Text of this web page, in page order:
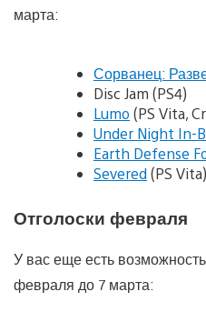
марта:
Сорванец:
Disc Jam (PS4)
Lumo (PS Vita,
Under Night In-
Earth Defense
Severed (PS Vita)
Отголоски февраля
У вас еще есть
февраля до 7 марта: